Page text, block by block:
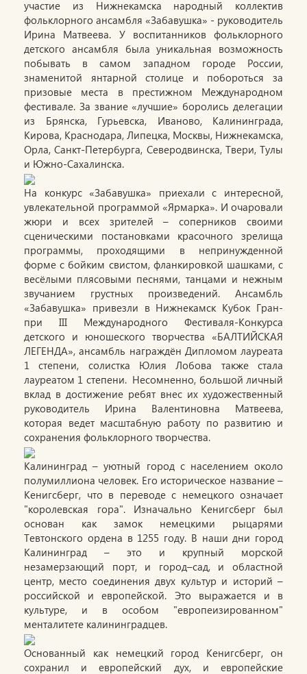
участие из Нижнекамска народный коллектив
фольклорного ансамбля «Забавушка» - руководитель
Ирина Матвеева. У воспитанников фольклорного
детского ансамбля была уникальная возможность
побывать в самом западном городе России,
знаменитой янтарной столице и побороться за
призовые места в престижном Международном
фестивале. За звание «лучшие» боролись делегации
из Брянска, Гурьевска, Иваново, Калининграда,
Кирова, Краснодара, Липецка, Москвы, Нижнекамска,
Орла, Санкт-Петербурга, Северодвинска, Твери, Тулы
и Южно-Сахалинска.
На конкурс «Забавушка» приехали с интересной,
увлекательной программой «Ярмарка». И очаровали
жюри и всех зрителей – соперников своими
сценическими постановками красочного зрелища
программы, проходящими в непринужденной
форме с бойким свистом, фланкировкой шашками, с
весёлыми плясовыми песнями, танцами и нежным
звучанием грустных произведений. Ансамбль
«Забавушка» привезли в Нижнекамск Кубок Гран-
при III Международного Фестиваля-Конкурса
детского и юношеского творчества «БАЛТИЙСКАЯ
ЛЕГЕНДА», ансамбль награждён Дипломом лауреата
1 степени, солистка Юлия Лобова также стала
лауреатом 1 степени. Несомненно, большой личный
вклад в достижение ребят внес их художественный
руководитель Ирина Валентиновна Матвеева,
которая ведет масштабную работу по развитию и
сохранения фольклорного творчества.
Калининград – уютный город с населением около
полумиллиона человек. Его историческое название –
Кенигсберг, что в переводе с немецкого означает
"королевская гора". Изначально Кенигсберг был
основан как замок немецкими рыцарями
Тевтонского ордена в 1255 году. В наши дни город
Калининград – это и крупный морской
незамерзающий порт, и город–сад, и областной
центр, место соединения двух культур и историй –
российской и европейской. Это выражается и в
культуре, и в особом "европеизированном"
менталитете калининградцев.
Основанный как немецкий город Кенигсберг, он
сохранил и европейский дух, и европейские